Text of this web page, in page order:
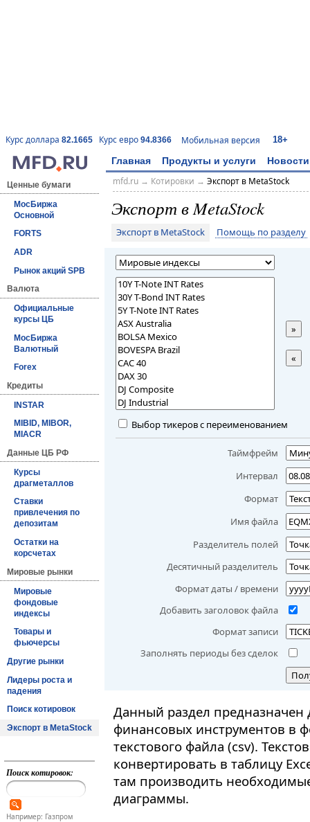
Курс доллара 82.1665 Курс евро 94.8366 Мобильная версия 18+
Главная Продукты и услуги Новости
Ценные бумаги
МосБиржа
Основной
FORTS
ADR
Рынок акций SPB
Валюта
Официальные
курсы ЦБ
МосБиржа
Валютный
Forex
Кредиты
INSTAR
MIBID, MIBOR,
MIACR
Данные ЦБ РФ
Курсы
драгметаллов
Ставки
привлечения по
депозитам
Остатки на
корсчетах
Мировые рынки
Мировые
фондовые
индексы
Товары и
фьючерсы
Другие рынки
Лидеры роста и
падения
Поиск котировок
Экспорт в MetaStock
Поиск котировок:
Например: Газпром
mfd.ru→ Котировки → Экспорт в MetaStock
Экспорт в MetaStock
Экспорт в MetaStock Помощь по разделу
»
«
Выбор тикеров с переименованием
Таймфрейм
Интервал
Формат
Имя файла
Разделитель полей
Десятичный разделитель
Формат даты / времени
Добавить заголовок файла
Формат записи
Заполнять периоды без сделок
Данный раздел
финансовых инструментов в
текстового файла (csv).
конвертировать в таблицу
там производить
диаграммы.